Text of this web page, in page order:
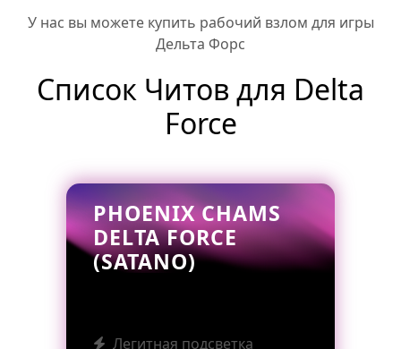
У нас вы можете купить рабочий взлом для игры
Дельта Форс
Список Читов для Delta
Force
PHOENIX CHAMS
DELTA FORCE
(SATANO)
Легитная подсветка